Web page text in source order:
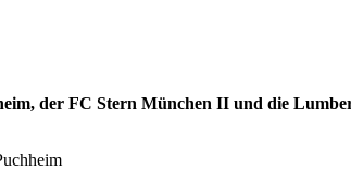
der FC Stern München II und die